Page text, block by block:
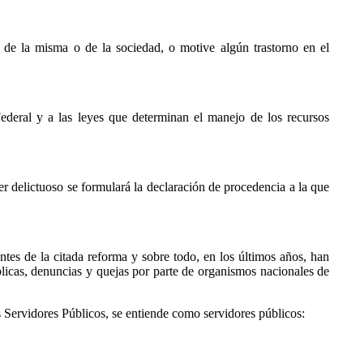
la misma o de la sociedad, o motive algún trastorno en el
y a las leyes que determinan el manejo de los recursos
delictuoso se formulará la declaración de procedencia a la que
de la citada reforma y sobre todo, en los últimos años, han
denuncias y quejas por parte de organismos nacionales de
Públicos, se entiende como servidores públicos: